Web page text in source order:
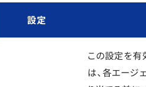
設定
この設定を有
は、各エージ